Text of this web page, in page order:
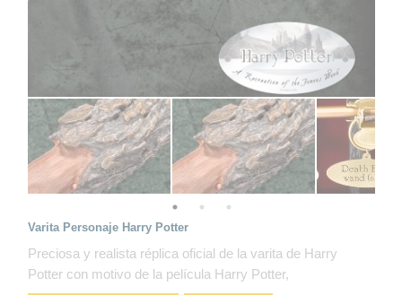
Varita Personaje Harry Potter
Preciosa y realista réplica oficial de la varita de Harry
Potter con motivo de la película Harry Potter,